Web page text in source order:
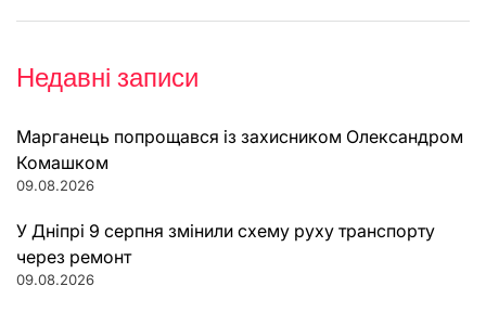
Недавні записи
Марганець попрощався із захисником Олександром
Комашком
09.08.2026
У Дніпрі 9 серпня змінили схему руху транспорту
через ремонт
09.08.2026